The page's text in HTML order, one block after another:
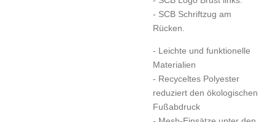
- SCB Schriftzug am
Rücken.
- Leichte und funktionelle
Materialien
- Recyceltes Polyester
reduziert den ökologischen
Fußabdruck